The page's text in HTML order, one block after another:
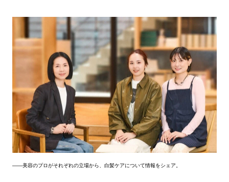
——美容のプロがそれぞれの立場から、白髪ケアについて情報をシェア。